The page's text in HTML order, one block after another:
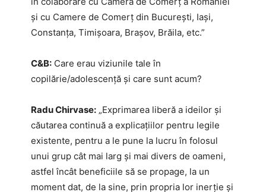
și cu Camere de Comerț din București, Iași,
Constanța, Timișoara, Brașov, Brăila, etc.”
C&B: Care erau viziunile tale în
copilărie/adolescență și care sunt acum?
Radu Chirvase: „Exprimarea liberă a ideilor și
căutarea continuă a explicațiilor pentru legile
existente, pentru a le pune la lucru în folosul
unui grup cât mai larg și mai divers de oameni,
astfel încât beneficiile să se propage, la un
moment dat, de la sine, prin propria lor inerție și